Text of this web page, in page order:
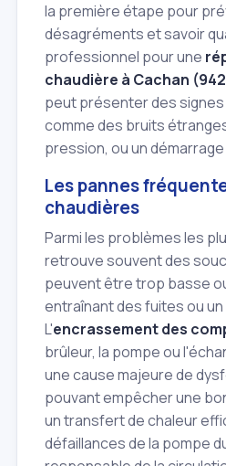
la première étape pour
désagréments et savoir
professionnel pour une
chaudière à Cachan
peut présenter des
comme des bruits
pression, ou un
Les pannes
chaudières
Parmi les problèmes les
retrouve souvent des
peuvent être trop basse
entraînant des fuites ou
L'encrassement des
brûleur, la pompe ou
une cause majeure de
pouvant empêcher une
un transfert de chaleur
défaillances de la pompe